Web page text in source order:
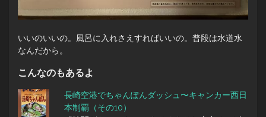
いいのいいの。風呂に入れさえすればいいの。普段は水道水
なんだから。
こんなのもあるよ
長崎空港でちゃんぽんダッシュ〜キャンカー西日
本制覇（その10）